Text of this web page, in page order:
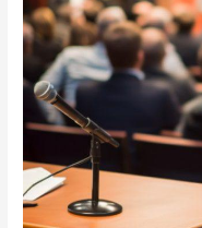
Eventos
de
CTI
2026-
01